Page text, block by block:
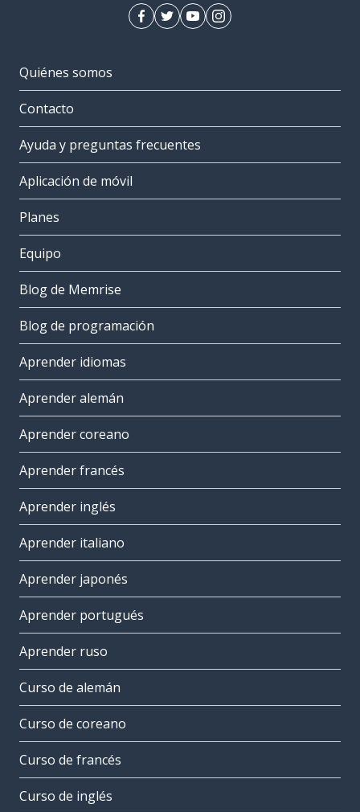
Quiénes somos
Contacto
Ayuda y preguntas frecuentes
Aplicación de móvil
Planes
Equipo
Blog de Memrise
Blog de programación
Aprender idiomas
Aprender alemán
Aprender coreano
Aprender francés
Aprender inglés
Aprender italiano
Aprender japonés
Aprender portugués
Aprender ruso
Curso de alemán
Curso de coreano
Curso de francés
Curso de inglés